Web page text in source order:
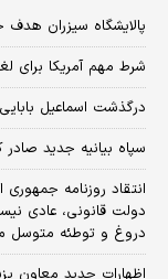
پالایشگاه سیزران هدف
شرط مهم آمریکا برای
درگذشت اسماعیل
سپاه بیانیه جدید صادر
انتقاد روزنامه
دولت قانونی، عادی
دروغ و توطئه متوسل